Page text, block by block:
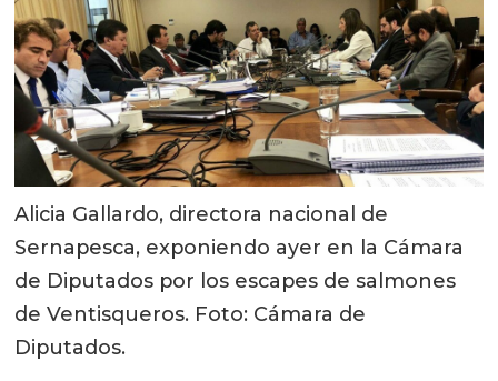
Alicia Gallardo, directora nacional de
Sernapesca, exponiendo ayer en la Cámara
de Diputados por los escapes de salmones
de Ventisqueros. Foto: Cámara de
Diputados.